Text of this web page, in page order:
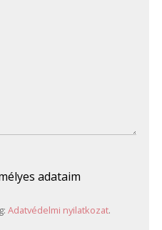
adataim
Adatvédelmi nyilatkozat.